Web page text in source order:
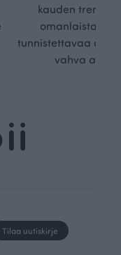
kauden
omanlaista,
tunnistettavaa
vahva
Tilaa uutiskirje